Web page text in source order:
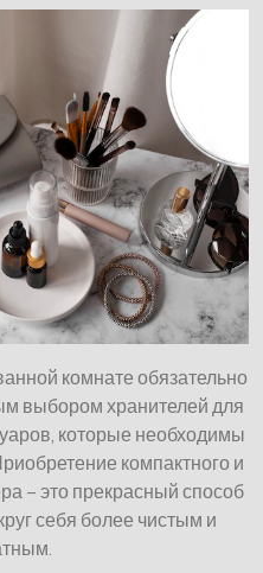
комнате обязательно
выбором хранителей для
которые необходимы
компактного и
– это прекрасный способ
себя более чистым и